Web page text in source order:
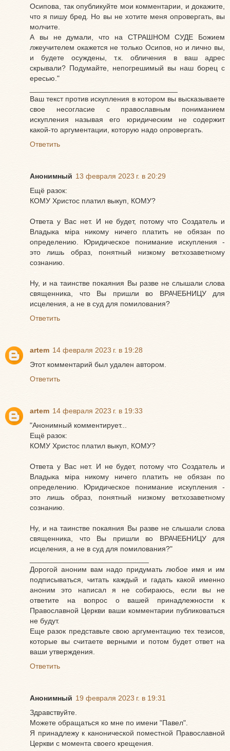
Осипова, так опубликуйте мои комментарии, и докажите,
что я пишу бред. Но вы не хотите меня опровергать, вы
молчите.
А вы не думали, что на СТРАШНОМ СУДЕ Божием
лжеучителем окажется не только Осипов, но и лично вы,
и будете осуждены, т.к. обличения в ваш адрес
скрывали? Подумайте, непогрешимый вы наш борец с
ересью."
Ваш текст против искупления в котором вы высказываете
свое несогласие с православным пониманием
искупления называя его юридическим не содержит
какой-то аргументации, которую надо опровергать.
Ответить
Анонимный 13 февраля 2023 г. в 20:29
Ещё разок:
КОМУ Христос платил выкуп, КОМУ?
Ответа у Вас нет. И не будет, потому что Создатель и
Владыка мiра никому ничего платить не обязан по
определению. Юридическое понимание искупления -
это лишь образ, понятный низкому ветхозаветному
сознанию.
Ну, и на таинстве покаяния Вы разве не слышали слова
священника, что Вы пришли во ВРАЧЕБНИЦУ для
исцеления, а не в суд для помилования?
Ответить
artem 14 февраля 2023 г. в 19:28
Этот комментарий был удален автором.
Ответить
artem 14 февраля 2023 г. в 19:33
"Анонимный комментирует...
Ещё разок:
КОМУ Христос платил выкуп, КОМУ?
Ответа у Вас нет. И не будет, потому что Создатель и
Владыка мiра никому ничего платить не обязан по
определению. Юридическое понимание искупления -
это лишь образ, понятный низкому ветхозаветному
сознанию.
Ну, и на таинстве покаяния Вы разве не слышали слова
священника, что Вы пришли во ВРАЧЕБНИЦУ для
исцеления, а не в суд для помилования?"
Дорогой аноним вам надо придумать любое имя и им
подписываться, читать каждый и гадать какой именно
аноним это написал я не собираюсь, если вы не
ответите на вопрос о вашей принадлежности к
Православной Церкви ваши комментарии публиковаться
не будут.
Еще разок представьте свою аргументацию тех тезисов,
которые вы считаете верными и потом будет ответ на
ваши утверждения.
Ответить
Анонимный 19 февраля 2023 г. в 19:31
Здравствуйте.
Можете обращаться ко мне по имени "Павел".
Я принадлежу к канонической поместной Православной
Церкви с момента своего крещения.